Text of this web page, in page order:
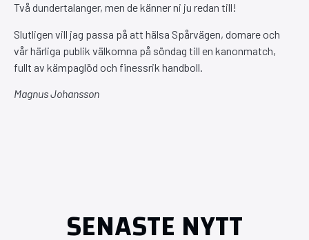
Två dundertalanger, men de känner ni ju redan till!
Slutligen vill jag passa på att hälsa Spårvägen, domare och
vår härliga publik välkomna på söndag till en kanonmatch,
fullt av kämpaglöd och finessrik handboll.
Magnus Johansson
SENASTE NYTT